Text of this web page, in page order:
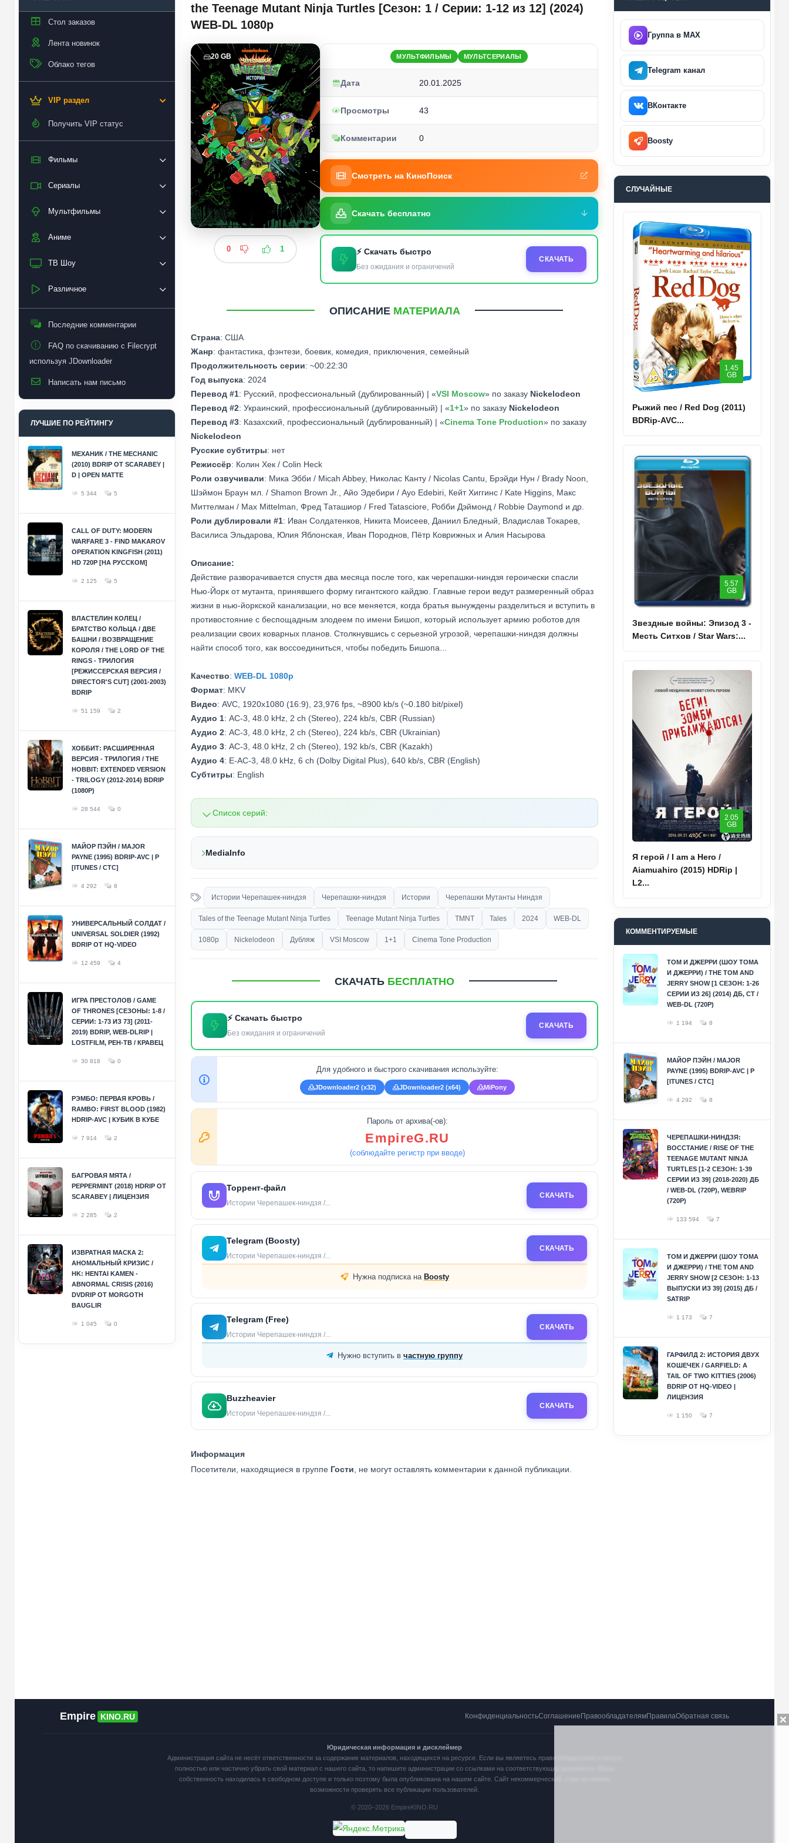
Стол заказов
Лента новинок
Облако тегов
VIP раздел
Получить VIP статус
Фильмы
Сериалы
Мультфильмы
Аниме
ТВ Шоу
Различное
Последние комментарии
FAQ по скачиванию с Filecrypt
используя JDownloader
Написать нам письмо
ЛУЧШИЕ ПО РЕЙТИНГУ
МЕХАНИК / THE MECHANIC
(2010) BDRIP ОТ SCARABEY |
D | OPEN MATTE
5 344 5
CALL OF DUTY: MODERN
WARFARE 3 - FIND MAKAROV
OPERATION KINGFISH (2011)
HD 720P [НА РУССКОМ]
2 125 5
ВЛАСТЕЛИН КОЛЕЦ /
БРАТСТВО КОЛЬЦА / ДВЕ
БАШНИ / ВОЗВРАЩЕНИЕ
КОРОЛЯ / THE LORD OF THE
RINGS - ТРИЛОГИЯ
[РЕЖИССЕРСКАЯ ВЕРСИЯ /
DIRECTOR'S CUT] (2001-2003)
BDRIP
51 159 2
ХОББИТ: РАСШИРЕННАЯ
ВЕРСИЯ - ТРИЛОГИЯ / THE
HOBBIT: EXTENDED VERSION
- TRILOGY (2012-2014) BDRIP
(1080P)
28 544 0
МАЙОР ПЭЙН / MAJOR
PAYNE (1995) BDRIP-AVC | P
[ITUNES / СТС]
4 292 8
УНИВЕРСАЛЬНЫЙ СОЛДАТ /
UNIVERSAL SOLDIER (1992)
BDRIP ОТ HQ-VIDEO
12 459 4
ИГРА ПРЕСТОЛОВ / GAME
OF THRONES [СЕЗОНЫ: 1-8 /
СЕРИИ: 1-73 ИЗ 73] (2011-
2019) BDRIP, WEB-DLRIP |
LOSTFILM, РЕН-ТВ / КРАВЕЦ
30 818 0
РЭМБО: ПЕРВАЯ КРОВЬ /
RAMBO: FIRST BLOOD (1982)
HDRIP-AVC | КУБИК В КУБЕ
7 914 2
БАГРОВАЯ МЯТА /
PEPPERMINT (2018) HDRIP ОТ
SCARABEY | ЛИЦЕНЗИЯ
2 285 2
ИЗВРАТНАЯ МАСКА 2:
АНОМАЛЬНЫЙ КРИЗИС /
HK: HENTAI KAMEN -
ABNORMAL CRISIS (2016)
DVDRIP ОТ MORGOTH
BAUGLIR
1 045 0
the Teenage Mutant Ninja Turtles [Сезон: 1 / Серии: 1-12 из 12] (2024)
WEB-DL 1080p
20 GB
0 1
МУЛЬТФИЛЬМЫ МУЛЬТСЕРИАЛЫ
Дата 20.01.2025
Просмотры 43
Комментарии 0
Смотреть на КиноПоиск
Скачать бесплатно
⚡ Скачать быстро
Без ожидания и ограничений
СКАЧАТЬ
ОПИСАНИЕ МАТЕРИАЛА
Страна: США
Жанр: фантастика, фэнтези, боевик, комедия, приключения, семейный
Продолжительность серии: ~00:22:30
Год выпуска: 2024
Перевод #1: Русский, профессиональный (дублированный) | «VSI Moscow» по заказу Nickelodeon
Перевод #2: Украинский, профессиональный (дублированный) | «1+1» по заказу Nickelodeon
Перевод #3: Казахский, профессиональный (дублированный) | «Cinema Tone Production» по заказу
Nickelodeon
Русские субтитры: нет
Режиссёр: Колин Хек / Colin Heck
Роли озвучивали: Мика Эбби / Micah Abbey, Николас Канту / Nicolas Cantu, Брэйди Нун / Brady Noon,
Шэймон Браун мл. / Shamon Brown Jr., Айо Эдебири / Ayo Edebiri, Кейт Хиггинс / Kate Higgins, Макс
Миттелман / Max Mittelman, Фред Таташиор / Fred Tatasciore, Робби Дэймонд / Robbie Daymond и др.
Роли дублировали #1: Иван Солдатенков, Никита Моисеев, Даниил Бледный, Владислав Токарев,
Василиса Эльдарова, Юлия Яблонская, Иван Породнов, Пётр Коврижных и Алия Насырова
Описание:
Действие разворачивается спустя два месяца после того, как черепашки-ниндзя героически спасли
Нью-Йорк от мутанта, принявшего форму гигантского кайдзю. Главные герои ведут размеренный образ
жизни в нью-йоркской канализации, но все меняется, когда братья вынуждены разделиться и вступить в
противостояние с беспощадным злодеем по имени Бишоп, который использует армию роботов для
реализации своих коварных планов. Столкнувшись с серьезной угрозой, черепашки-ниндзя должны
найти способ того, как воссоединиться, чтобы победить Бишопа...
Качество: WEB-DL 1080p
Формат: MKV
Видео: AVC, 1920x1080 (16:9), 23,976 fps, ~8900 kb/s (~0.180 bit/pixel)
Аудио 1: AC-3, 48.0 kHz, 2 ch (Stereo), 224 kb/s, CBR (Russian)
Аудио 2: AC-3, 48.0 kHz, 2 ch (Stereo), 224 kb/s, CBR (Ukrainian)
Аудио 3: AC-3, 48.0 kHz, 2 ch (Stereo), 192 kb/s, CBR (Kazakh)
Аудио 4: E-AC-3, 48.0 kHz, 6 ch (Dolby Digital Plus), 640 kb/s, CBR (English)
Субтитры: English
Список серий:
MediaInfo
Истории Черепашек-ниндзя Черепашки-ниндзя Истории Черепашки Мутанты Ниндзя
Tales of the Teenage Mutant Ninja Turtles Teenage Mutant Ninja Turtles TMNT Tales 2024 WEB-DL
1080p Nickelodeon Дубляж VSI Moscow 1+1 Cinema Tone Production
СКАЧАТЬ БЕСПЛАТНО
⚡ Скачать быстро
Без ожидания и ограничений
СКАЧАТЬ
Для удобного и быстрого скачивания используйте:
JDownloader2 (x32) JDownloader2 (x64) MiPony
Пароль от архива(-ов):
EmpireG.RU
(соблюдайте регистр при вводе)
Торрент-файл
Истории Черепашек-ниндзя /...
СКАЧАТЬ
Telegram (Boosty)
Истории Черепашек-ниндзя /...
СКАЧАТЬ
Нужна подписка на Boosty
Telegram (Free)
Истории Черепашек-ниндзя /...
СКАЧАТЬ
Нужно вступить в частную группу
Buzzheavier
Истории Черепашек-ниндзя /...
СКАЧАТЬ
Информация
Посетители, находящиеся в группе Гости , не могут оставлять комментарии к данной публикации.
Группа в MAX
Telegram канал
ВКонтакте
Boosty
СЛУЧАЙНЫЕ
1.45
GB
Рыжий пес / Red Dog (2011)
BDRip-AVC...
5.57
GB
Звездные войны: Эпизод 3 -
Месть Ситхов / Star Wars:...
2.05
GB
Я герой / I am a Hero /
Aiamuahiro (2015) HDRip |
L2...
КОММЕНТИРУЕМЫЕ
ТОМ И ДЖЕРРИ (ШОУ ТОМА
И ДЖЕРРИ) / THE TOM AND
JERRY SHOW [1 СЕЗОН: 1-26
СЕРИИ ИЗ 26] (2014) ДБ, СТ /
WEB-DL (720P)
1 194 8
МАЙОР ПЭЙН / MAJOR
PAYNE (1995) BDRIP-AVC | P
[ITUNES / СТС]
4 292 8
ЧЕРЕПАШКИ-НИНДЗЯ:
ВОССТАНИЕ / RISE OF THE
TEENAGE MUTANT NINJA
TURTLES [1-2 СЕЗОН: 1-39
СЕРИИ ИЗ 39] (2018-2020) ДБ
/ WEB-DL (720P), WEBRIP
(720P)
133 594 7
ТОМ И ДЖЕРРИ (ШОУ ТОМА
И ДЖЕРРИ) / THE TOM AND
JERRY SHOW [2 СЕЗОН: 1-13
ВЫПУСКИ ИЗ 39] (2015) ДБ /
SATRIP
1 173 7
ГАРФИЛД 2: ИСТОРИЯ ДВУХ
КОШЕЧЕК / GARFIELD: A
TAIL OF TWO KITTIES (2006)
BDRIP ОТ HQ-VIDEO |
ЛИЦЕНЗИЯ
1 150 7
Empire KINO.RU КонфиденциальностьСоглашение ПравообладателямПравилаОбратная связь
Юридическая информация и дисклеймер
Администрация сайта не несёт ответственности за содержание материалов, находящихся на ресурсе. Если вы являетесь правообладателем и хотите
полностью или частично убрать свой материал с нашего сайта, то напишите администрации со ссылками на соответствующие документы. Ваша
собственность находилась в свободном доступе и только поэтому была опубликована на нашем сайте. Сайт некоммерческий, и мы не имеем
возможности проверять все публикации пользователей.
© 2020–2026 EmpireKINO.RU